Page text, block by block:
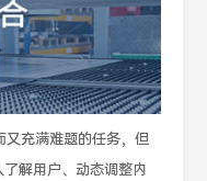
又充满难题的任务，但
解用户、动态调整内